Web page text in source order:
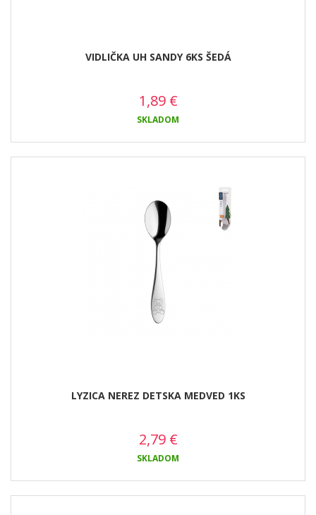
VIDLIČKA UH SANDY 6KS ŠEDÁ
1,89 €
SKLADOM
LYZICA NEREZ DETSKA MEDVED 1KS
2,79 €
SKLADOM